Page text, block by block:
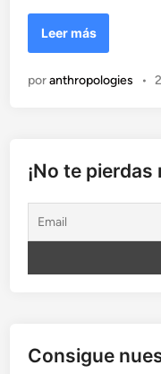
t
oD
e
e
d
e
l
a
f
c
n
Leer más
poranthropologies •
¡No te
Consigue